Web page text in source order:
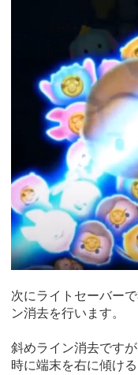
次にライトセーバー
ン消去を行います。
斜めライン消去です
時に端末を右に傾け